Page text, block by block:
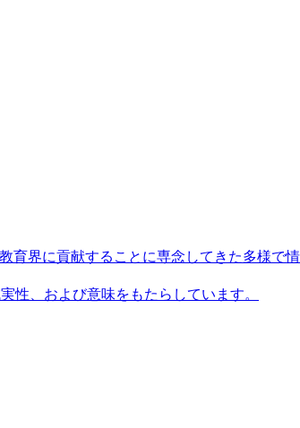
育界に貢献することに専念してきた多様で
性、および意味をもたらしています。